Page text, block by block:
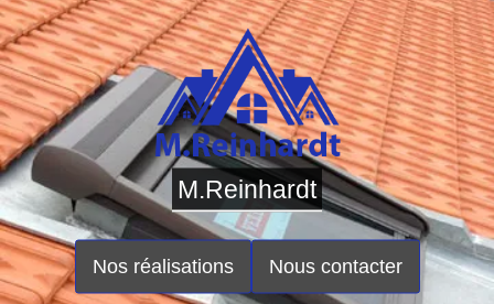
M.Reinhardt
Nos réalisations Nous contacter